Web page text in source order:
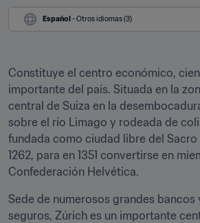
Español - Otros idiomas (3)
Constituye el centro económico,
importante del país. Situada en la
central de Suiza en la
sobre el río Limago y rodeada de
fundada como ciudad libre del Sacro
1262, para en 1351 convertirse en
Confederación Helvética.
Sede de numerosos grandes bancos
seguros, Zúrich es un importante